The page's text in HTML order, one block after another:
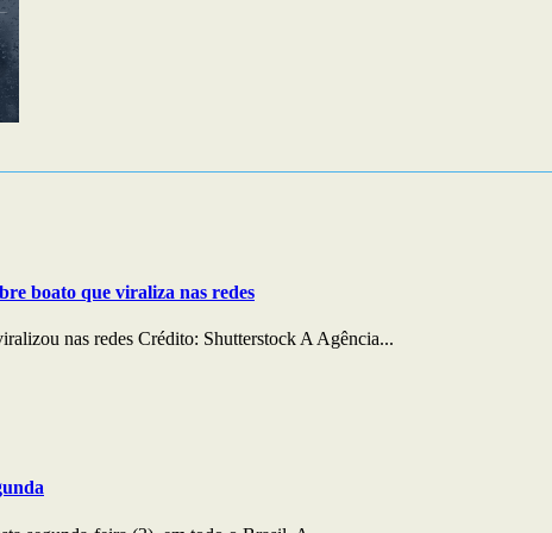
24°C
boato que viraliza nas redes
nas redes Crédito: Shutterstock A Agência...